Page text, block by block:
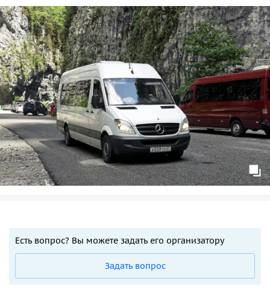
Есть вопрос? Вы можете задать его организатору
Задать вопрос